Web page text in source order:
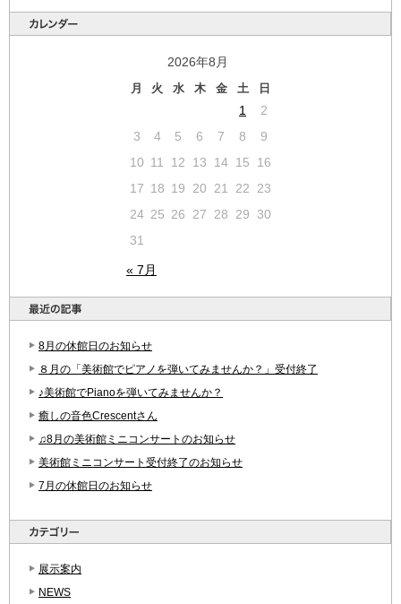
2026年8月
月 火 水 木 金 土 日
« 7月
1
2
3
4 5 6 7 8
9
10 11 12 13 14 15
16
17 18 19 20 21 22
23
24 25 26 27 28 29
30
31
8月の休館日のお知らせ
８月の「美術館でピアノを弾いてみませんか？」受付終了
♪美術館でPianoを弾いてみませんか？
癒しの音色Crescentさん
♫8月の美術館ミニコンサートのお知らせ
美術館ミニコンサート受付終了のお知らせ
7月の休館日のお知らせ
展示案内
NEWS